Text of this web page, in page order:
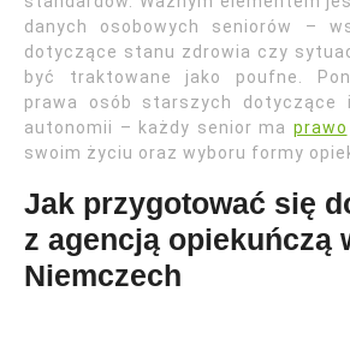
danych osobowych seniorów –
dotyczące stanu zdrowia czy
być traktowane jako poufne.
prawa osób starszych dotyczące
autonomii – każdy senior ma prawo
swoim życiu oraz wyboru formy
Jak przygotować się
z agencją opiekuńczą
Niemczech